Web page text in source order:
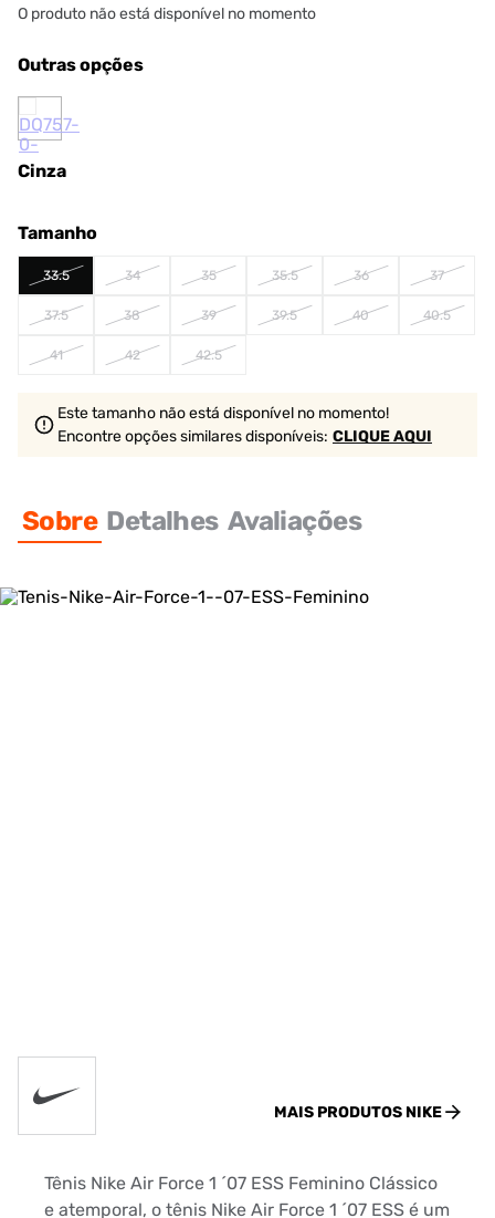
O produto não está disponível no momento
Outras opções
Cinza
Tamanho
33.5 34 35 35.5 36 37
37.5 38 39 39.5 40 40.5
41 42 42.5
Este tamanho não está disponível no momento!
Encontre opções similaresdisponíveis: CLIQUE AQUI
Sobre Detalhes Avaliações
MAIS PRODUTOS NIKE
Tênis Nike Air Force 1 ´07 ESS Feminino Clássico
e atemporal, o tênis Nike Air Force 1 ´07 ESS é um